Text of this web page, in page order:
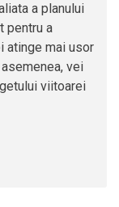
a planului
pentru a
atinge mai usor
vei
viitoarei